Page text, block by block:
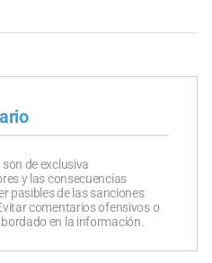
de exclusiva
y las consecuencias
pasibles de las sanciones
comentarios ofensivos o
en la información.